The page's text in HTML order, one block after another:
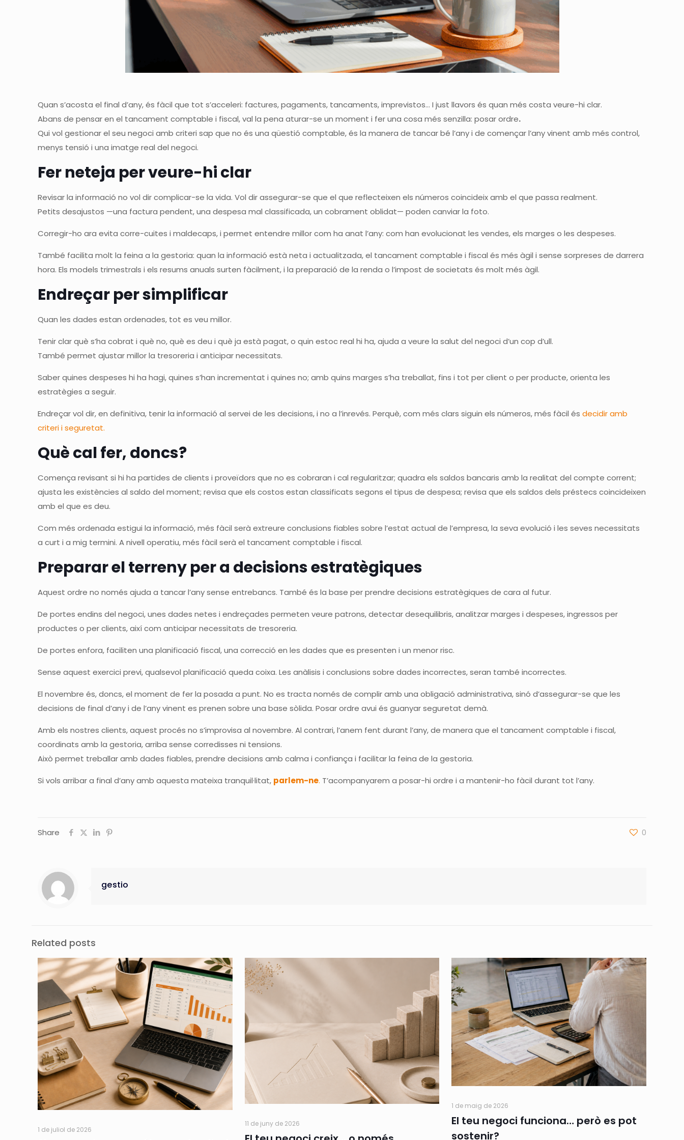
Quan s’acosta el final d’any, és fàcil que tot s’acceleri: factures, pagaments, tancaments, imprevistos… I just llavors és quan més costa veure-hi clar.
Abans de pensar en el tancament comptable i fiscal, val la pena aturar-se un moment i fer una cosa més senzilla: posar ordre.
Qui vol gestionar el seu negoci amb criteri sap que no és una qüestió comptable, és la manera de tancar bé l’any i de començar l’any vinent amb més control,
menys tensió i una imatge real del negoci.
Fer neteja per veure-hi clar
Revisar la informació no vol dir complicar-se la vida. Vol dir assegurar-se que el que reflecteixen els números coincideix amb el que passa realment.
Petits desajustos —una factura pendent, una despesa mal classificada, un cobrament oblidat— poden canviar la foto.
Corregir-ho ara evita corre-cuites i maldecaps, i permet entendre millor com ha anat l’any: com han evolucionat les vendes, els marges o les despeses.
També facilita molt la feina a la gestoria: quan la informació està neta i actualitzada, el tancament comptable i fiscal és més àgil i sense sorpreses de darrera
hora. Els models trimestrals i els resums anuals surten fàcilment, i la preparació de la renda o l’impost de societats és molt més àgil.
Endreçar per simplificar
Quan les dades estan ordenades, tot es veu millor.
Tenir clar què s’ha cobrat i què no, què es deu i què ja està pagat, o quin estoc real hi ha, ajuda a veure la salut del negoci d’un cop d’ull.
També permet ajustar millor la tresoreria i anticipar necessitats.
Saber quines despeses hi ha hagi, quines s’han incrementat i quines no; amb quins marges s’ha treballat, fins i tot per client o per producte, orienta les
estratègies a seguir.
Endreçar vol dir, en definitiva, tenir la informació al servei de les decisions, i no a l’inrevés. Perquè, com més clars siguin els números, més fàcil ésdecidir amb
criteri i seguretat.
Què cal fer, doncs?
Comença revisant si hi ha partides de clients i proveïdors que no es cobraran i cal regularitzar; quadra els saldos bancaris amb la realitat del compte corrent;
ajusta les existències al saldo del moment; revisa que els costos estan classificats segons el tipus de despesa; revisa que els saldos dels préstecs coincideixen
amb el que es deu.
Com més ordenada estigui la informació, més fàcil serà extreure conclusions fiables sobre l’estat actual de l’empresa, la seva evolució i les seves necessitats
a curt i a mig termini. A nivell operatiu, més fàcil serà el tancament comptable i fiscal.
Preparar el terreny per a decisions estratègiques
Aquest ordre no només ajuda a tancar l’any sense entrebancs. També és la base per prendre decisions estratègiques de cara al futur.
De portes endins del negoci, unes dades netes i endreçades permeten veure patrons, detectar desequilibris, analitzar marges i despeses, ingressos per
productes o per clients, així com anticipar necessitats de tresoreria.
De portes enfora, faciliten una planificació fiscal, una correcció en les dades que es presenten i un menor risc.
Sense aquest exercici previ, qualsevol planificació queda coixa. Les anàlisis i conclusions sobre dades incorrectes, seran també incorrectes.
El novembre és, doncs, el moment de fer la posada a punt. No es tracta només de complir amb una obligació administrativa, sinó d’assegurar-se que les
decisions de final d’any i de l’any vinent es prenen sobre una base sòlida. Posar ordre avui és guanyar seguretat demà.
Amb els nostres clients, aquest procés no s’improvisa al novembre. Al contrari, l’anem fent durant l’any, de manera que el tancament comptable i fiscal,
coordinats amb la gestoria, arriba sense corredisses ni tensions.
Això permet treballar amb dades fiables, prendre decisions amb calma i confiança i facilitar la feina de la gestoria.
Si vols arribar a final d’any amb aquesta mateixa tranquil·litat, parlem-ne. T’acompanyarem a posar-hi ordre i a mantenir-ho fàcil durant tot l’any.
Share 0
gestio
Related posts
1 de juliol de 2026
11 de juny de 2026
1 de maig de 2026
El teu negoci funciona… però es pot
sostenir?